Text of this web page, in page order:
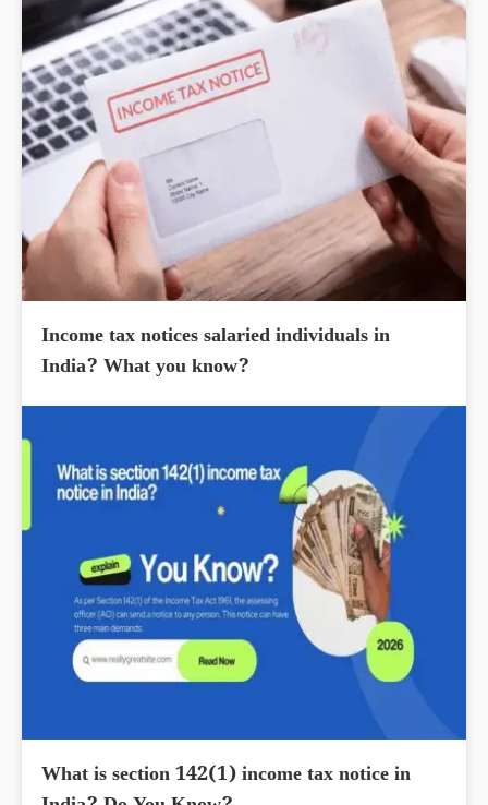
Income tax notices salaried individuals in
India? What you know?
What is section 142(1) income tax notice in